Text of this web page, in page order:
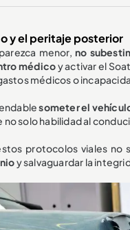
y el peritaje posterior
menor,no
médicoy activar el
médicos o
someter el
no solo habilidad al
protocolos viales no
y salvaguardar la